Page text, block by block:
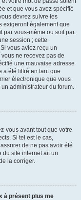
et que vous avez spécifié
devrez suivre les
exigeront également que
par vous-même ou soit par
session ; cette
vous aviez reçu un
ne recevez pas de
une mauvaise adresse
été filtré en tant que
électronique que vous
administrateur du forum.
vous avant tout que votre
Si tel est le cas,
de ne pas avoir été
du site internet ait un
la corriger.
à présent plus me